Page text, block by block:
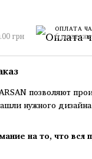
грн
ОПЛАТА
6
позволяют
нужного
на то, что вся